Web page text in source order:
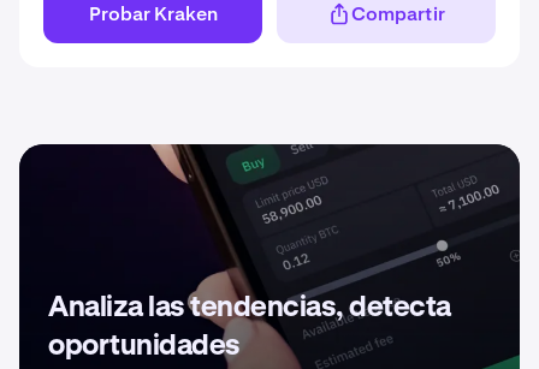
Probar Kraken Compartir
Analiza las tendencias, detecta
oportunidades